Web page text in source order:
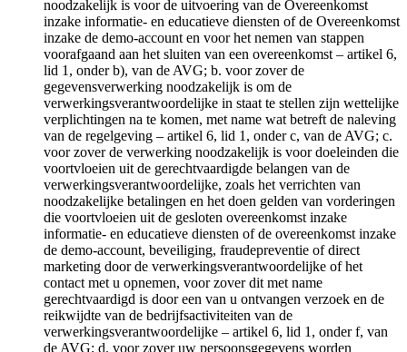
noodzakelijk is voor de uitvoering van de Overeenkomst
inzake informatie- en educatieve diensten of de Overeenkomst
inzake de demo-account en voor het nemen van stappen
voorafgaand aan het sluiten van een overeenkomst – artikel 6,
lid 1, onder b), van de AVG; b. voor zover de
gegevensverwerking noodzakelijk is om de
verwerkingsverantwoordelijke in staat te stellen zijn wettelijke
verplichtingen na te komen, met name wat betreft de naleving
van de regelgeving – artikel 6, lid 1, onder c, van de AVG; c.
voor zover de verwerking noodzakelijk is voor doeleinden die
voortvloeien uit de gerechtvaardigde belangen van de
verwerkingsverantwoordelijke, zoals het verrichten van
noodzakelijke betalingen en het doen gelden van vorderingen
die voortvloeien uit de gesloten overeenkomst inzake
informatie- en educatieve diensten of de overeenkomst inzake
de demo-account, beveiliging, fraudepreventie of direct
marketing door de verwerkingsverantwoordelijke of het
contact met u opnemen, voor zover dit met name
gerechtvaardigd is door een van u ontvangen verzoek en de
reikwijdte van de bedrijfsactiviteiten van de
verwerkingsverantwoordelijke – artikel 6, lid 1, onder f, van
de AVG; d. voor zover uw persoonsgegevens worden